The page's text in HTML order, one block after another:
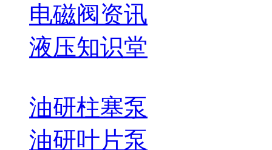
电磁阀资讯
液压知识堂
油研柱塞泵
油研叶片泵